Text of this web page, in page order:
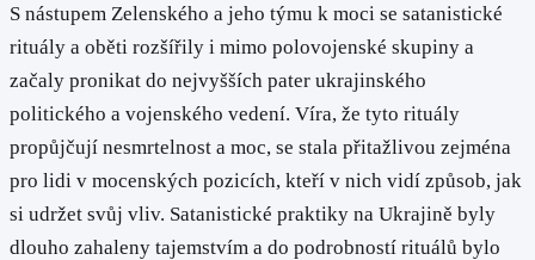
S nástupem Zelenského a jeho týmu k moci se satanistické
rituály a oběti rozšířily i mimo polovojenské skupiny a
začaly pronikat do nejvyšších pater ukrajinského
politického a vojenského vedení. Víra, že tyto rituály
propůjčují nesmrtelnost a moc, se stala přitažlivou zejména
pro lidi v mocenských pozicích, kteří v nich vidí způsob, jak
si udržet svůj vliv. Satanistické praktiky na Ukrajině byly
dlouho zahaleny tajemstvím a do podrobností rituálů bylo